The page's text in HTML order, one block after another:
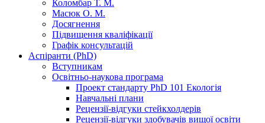
Коломбар Т. М.
Масюк О. М.
Досягнення
Підвищення кваліфікації
Графік консультацій
Аспіранти (PhD)
Вступникам
Освітньо-наукова програма
Проект стандарту PhD 101 Екологія
Навчальні плани
Рецензії-відгуки стейкхолдерів
Рецензії-відгуки здобувачів вищої освіти